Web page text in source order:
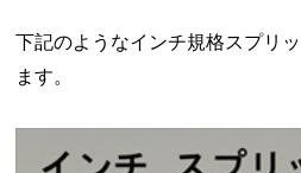
下記のようなインチ規格スプリ
ます。